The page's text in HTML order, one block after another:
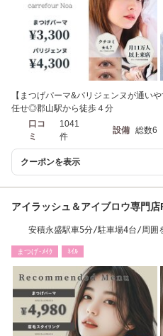
【まつげパーマ&パリジェンヌが通い
任せ◎郡山駅から徒歩４分
口コ
ミ
1041
件
設備 総数6
クーポンを表示
アイラッシュ＆アイブロウ専門
安積永盛駅車5分/駐車場4台/周囲
まつげ･ﾒｲｸ ﾈｲﾙ